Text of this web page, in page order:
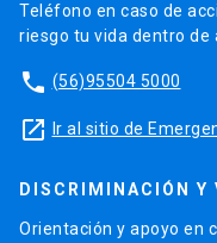
Teléfono en caso de
riesgo tu vida dentro de
phone (56)95504 5000
launch Ir al sitio de
DISCRIMINACIÓN Y
Orientación y apoyo en